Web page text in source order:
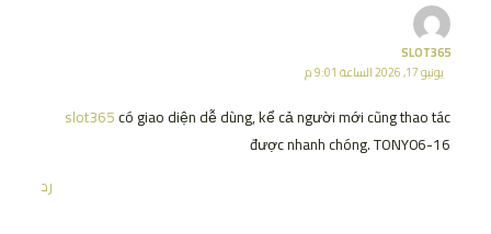
SLOT365
يونيو 17, 2026 الساعة 9:01 م
slot365có giao diện dễ dùng, kể cả người mới cũng thao tác
được nhanh chóng. TONY06-16
رد